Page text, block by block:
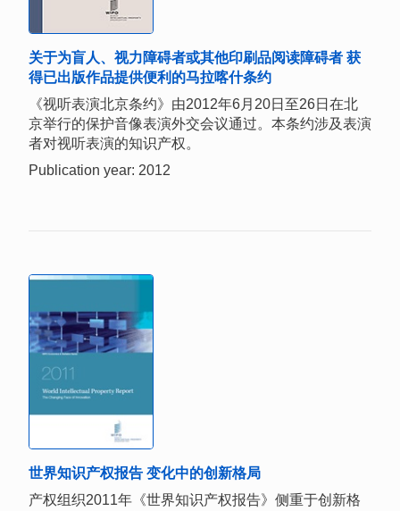
关于为盲人、视力障碍者或其他印刷品阅读障碍者 获
得已出版作品提供便利的马拉喀什条约
《视听表演北京条约》由2012年6月20日至26日在北
京举行的保护音像表演外交会议通过。本条约涉及表演
者对视听表演的知识产权。
Publication year: 2012
世界知识产权报告 变化中的创新格局
产权组织2011年《世界知识产权报告》侧重于创新格